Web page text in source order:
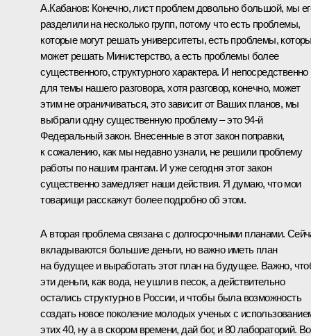
А.Кабанов: Конечно, лист проблем довольно большой, мы
разделили на несколько групп, потому что есть проблемы,
которые могут решать университеты, есть проблемы,
может решать Министерство, а есть проблемы более
существенного, структурного характера. И непосредственно
для темы нашего разговора, хотя разговор, конечно, может
этим не ограничиваться, это зависит от Ваших планов, мы
выбрали одну существенную проблему – это 94-й
Федеральный закон. Внесенные в этот закон поправки,
к сожалению, как мы недавно узнали, не решили проблему
работы по нашим грантам. И уже сегодня этот закон
существенно замедляет наши действия. Я думаю, что мои
товарищи расскажут более подробно об этом.
А вторая проблема связана с долгосрочными планами.
вкладываются большие деньги, но важно иметь план
на будущее и выработать этот план на будущее. Важно,
эти деньги, как вода, не ушли в песок, а действительно
остались структурно в России, и чтобы была возможность
создать новое поколение молодых ученых с
этих 40, ну а в скором времени, дай бог, и 80 лабораторий.